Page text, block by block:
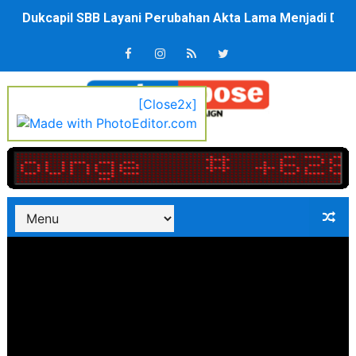
Dukcapil SBB Layani Perubahan Akta Lama Menjadi
Kompol Pieter Fredy Matahelumual Resmi Jadi
Anggota DPRD SBB Beri Masukan kepada Kadis
Air Sungai Bekasi Menghitam Berbusa dan Bau
Polres Metro Bekasi Buru Pemasok Sabu, Diduga
Kepala SD Negeri Tanah Goyang Salurkan Dana PIP
Dugaan Korupsi Dermaga Oelabuhan SulaimanBerau
[Close2x]